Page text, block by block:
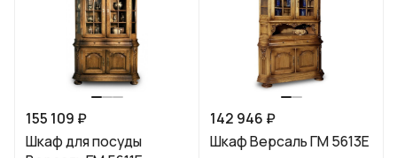
155 109 ₽
Шкаф для посуды
142 946 ₽
Шкаф Версаль ГМ 5613Е